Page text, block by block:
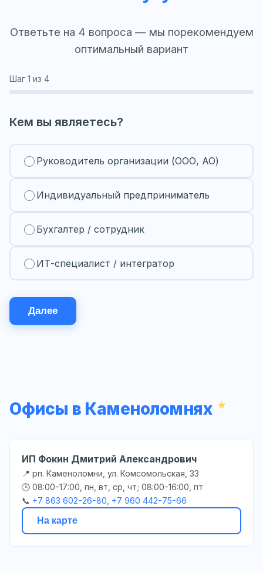
Ответьте на 4 вопроса — мы порекомендуем
оптимальный вариант
Шаг 1 из 4
Кем вы являетесь?
Руководитель организации (ООО, АО)
Индивидуальный предприниматель
Бухгалтер / сотрудник
ИТ-специалист / интегратор
Далее
Офисы в Каменоломнях
ИП Фокин Дмитрий Александрович
📍 рп. Каменоломни, ул. Комсомольская, 33
🕒 08:00-17:00, пн, вт, ср, чт; 08:00-16:00, пт
📞 +7 863 602-26-80, +7 960 442-75-66
На карте